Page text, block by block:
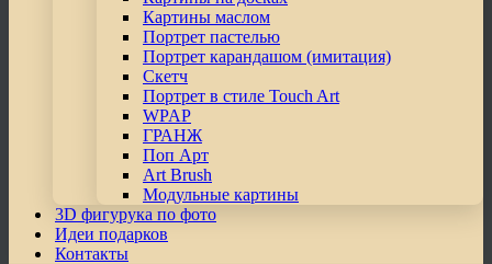
Картины маслом
Портрет пастелью
Портрет карандашом (имитация)
Скетч
Портрет в стиле Touch Art
WPAP
ГРАНЖ
Поп Арт
Art Brush
Модульные картины
3D фигурука по фото
Идеи подарков
Контакты